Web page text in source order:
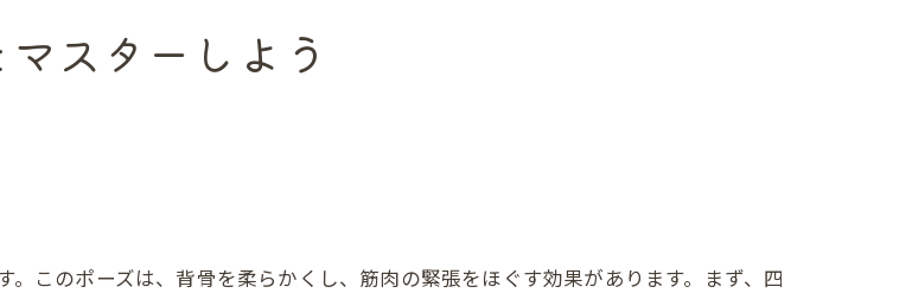
スターしよう
このポーズは、背骨を柔らかくし、筋肉の緊張をほぐす効果があります。まず、四